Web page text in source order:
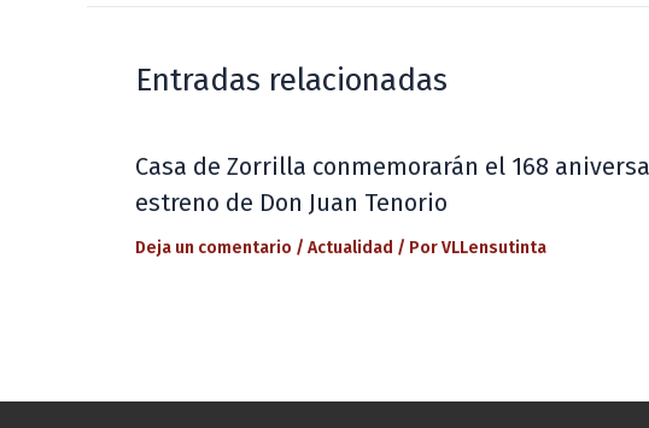
Entradas relacionadas
Casa de Zorrilla conmemorarán el 168
estreno de Don Juan Tenorio
Deja un comentario / Actualidad / PorVLLensutinta